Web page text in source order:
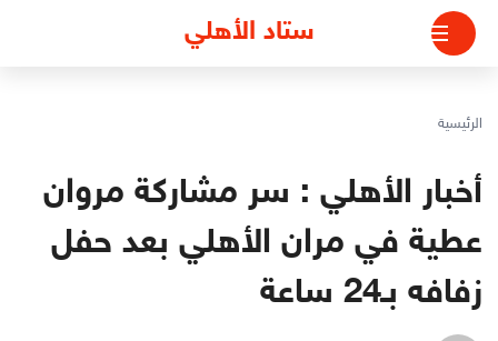
التجاوز
المحتوى
ستاد الأهلي
الرئيسية
أخبار الأهلي : سر مشاركة مروان
عطية في مران الأهلي بعد حفل
زفافه بـ24 ساعة